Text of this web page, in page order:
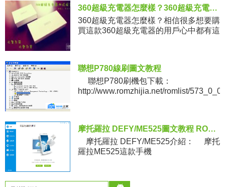
360超級充電器怎麼樣？360超級充電器評測
360超級充電器怎麼樣？相信很多想要購
買這款360超級充電器的用戶心中都有這
聯想P780線刷圖文教程
聯想P780刷機包下載：
http://www.romzhijia.net/romlist/
摩托羅拉 DEFY/ME525圖文教程 ROOT工具下載
摩托羅拉 DEFY/ME525介紹： 摩托
羅拉ME525這款手機